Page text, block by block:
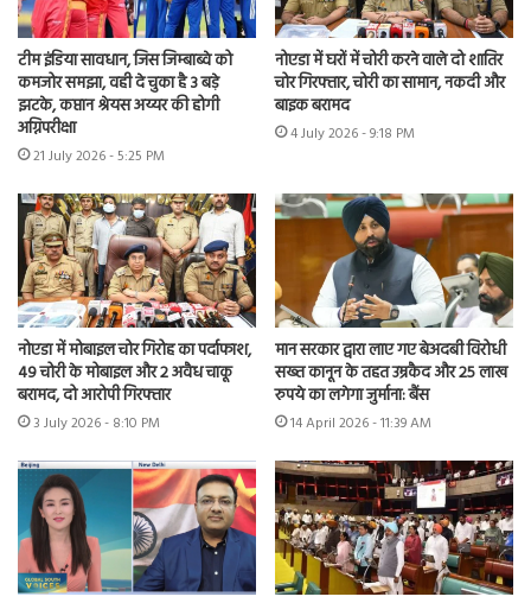
टीम इंडिया सावधान, जिस जिम्बाब्वे को
कमजोर समझा, वही दे चुका है 3 बड़े
झटके, कप्तान श्रेयस अय्यर की होगी
अग्निपरीक्षा
21 July 2026 - 5:25 PM
नोएडा में घरों में चोरी करने वाले दो शातिर
चोर गिरफ्तार, चोरी का सामान, नकदी और
बाइक बरामद
4 July 2026 - 9:18 PM
नोएडा में मोबाइल चोर गिरोह का पर्दाफाश,
49 चोरी के मोबाइल और 2 अवैध चाकू
बरामद, दो आरोपी गिरफ्तार
3 July 2026 - 8:10 PM
मान सरकार द्वारा लाए गए बेअदबी विरोधी
सख्त कानून के तहत उम्रकैद और 25 लाख
रुपये का लगेगा जुर्माना: बैंस
14 April 2026 - 11:39 AM